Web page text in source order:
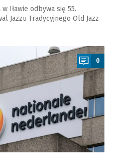
Iławie odbywa się 55.
Jazzu Tradycyjnego Old Jazz
0